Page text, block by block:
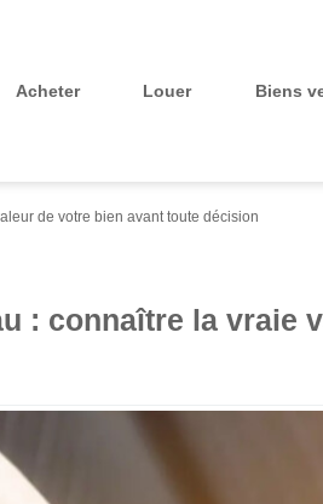
Acheter Louer Biens
de votre bien avant toute décision
: connaître la vraie